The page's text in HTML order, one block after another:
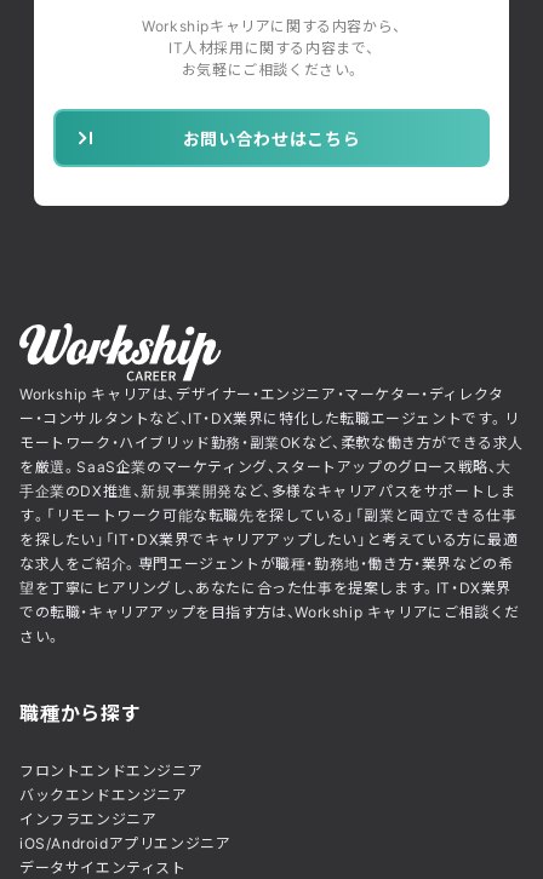
Workshipキャリアに関する内容から、
IT人材採用に関する内容まで、
お気軽にご相談ください。
お問い合わせはこちら
Workship キャリアは、デザイナー・エンジニア・マーケター・ディレクタ
ー・コンサルタントなど、IT・DX業界に特化した転職エージェントです。リ
モートワーク・ハイブリッド勤務・副業OKなど、柔軟な働き方ができる求人
を厳選。SaaS企業のマーケティング、スタートアップのグロース戦略、大
手企業のDX推進、新規事業開発など、多様なキャリアパスをサポートしま
す。「リモートワーク可能な転職先を探している」「副業と両立できる仕事
を探したい」「IT・DX業界でキャリアアップしたい」と考えている方に最適
な求人をご紹介。専門エージェントが職種・勤務地・働き方・業界などの希
望を丁寧にヒアリングし、あなたに合った仕事を提案します。IT・DX業界
での転職・キャリアアップを目指す方は、Workship キャリアにご相談くだ
さい。
職種から探す
フロントエンドエンジニア
バックエンドエンジニア
インフラエンジニア
iOS/Androidアプリエンジニア
データサイエンティスト